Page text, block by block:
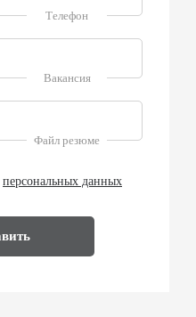
Телефон
Вакансия
Файл резюме
персональных данных